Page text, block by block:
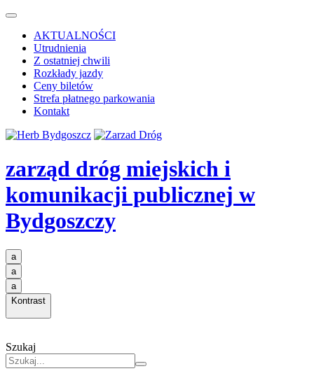
AKTUALNOŚCI
Utrudnienia
Z ostatniej chwili
Rozkłady jazdy
Ceny biletów
Strefa płatnego parkowania
Kontakt
zarząd dróg miejskich i
komunikacji publicznej w
Bydgoszczy
a
a
a
Kontrast
Szukaj